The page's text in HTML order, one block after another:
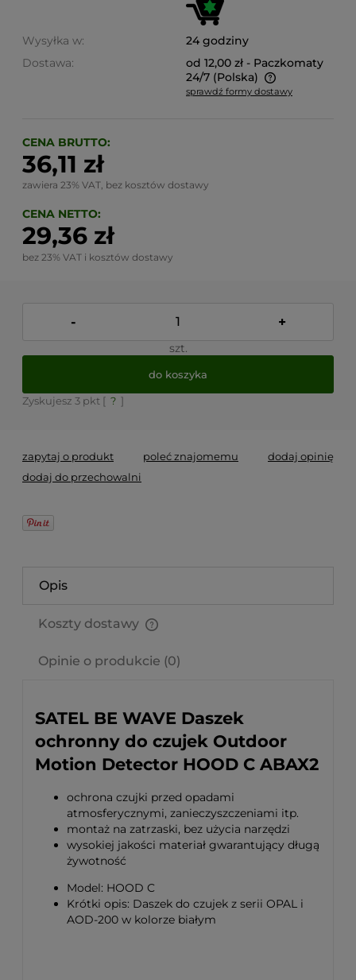
Wysyłka w:
24 godziny
Dostawa:
od 12,00 zł - Paczkomaty
24/7 (Polska)
Cena nie zawiera ewentualnych kosztów płatności
sprawdź formy dostawy
CENA BRUTTO:
36,11 zł
zawiera 23% VAT, bez kosztów dostawy
CENA NETTO:
29,36 zł
bez 23% VAT i kosztów dostawy
- +
szt.
do koszyka
Zyskujesz 3 pkt [ ? ]
zapytaj o produkt poleć znajomemu
dodaj opinię
dodaj do przechowalni
Opis
Koszty dostawy
Opinie o produkcie (0)
SATEL BE WAVE Daszek
ochronny do czujek Outdoor
Motion Detector HOOD C ABAX2
ochrona czujki przed opadami
atmosferycznymi, zanieczyszczeniami itp.
montaż na zatrzaski, bez użycia narzędzi
wysokiej jakości materiał gwarantujący długą
żywotność
Model: HOOD C
Krótki opis: Daszek do czujek z serii OPAL i
AOD-200 w kolorze białym